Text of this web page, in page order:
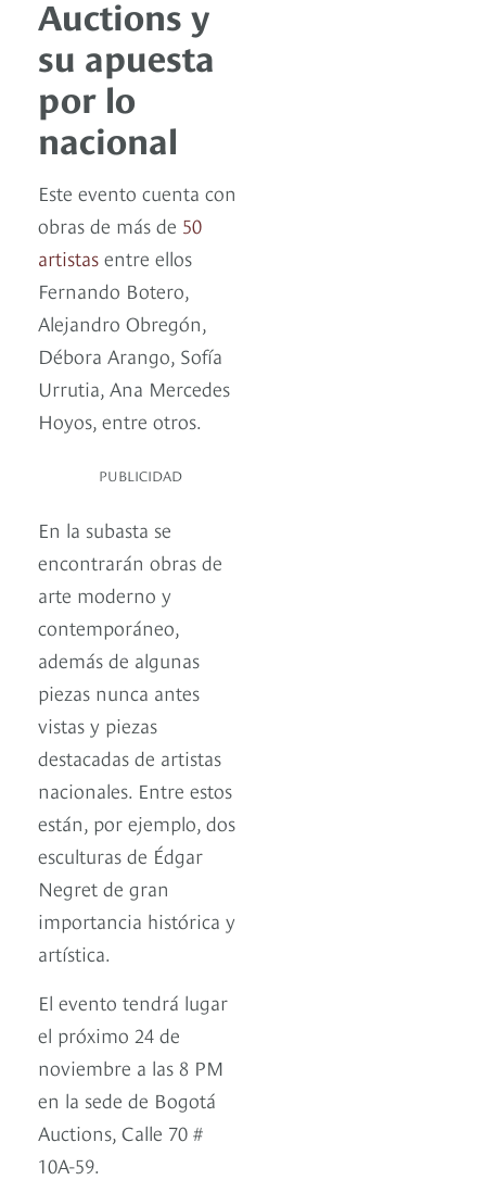
Auctions y
su apuesta
por lo
nacional
Este evento cuenta con
obras de más de 50
artistas entre ellos
Fernando Botero,
Alejandro Obregón,
Débora Arango, Sofía
Urrutia, Ana Mercedes
Hoyos, entre otros.
PUBLICIDAD
En la subasta se
encontrarán obras de
arte moderno y
contemporáneo,
además de algunas
piezas nunca antes
vistas y piezas
destacadas de artistas
nacionales. Entre estos
están, por ejemplo, dos
esculturas de Édgar
Negret de gran
importancia histórica y
artística.
El evento tendrá lugar
el próximo 24 de
noviembre a las 8 PM
en la sede de Bogotá
Auctions, Calle 70 #
10A-59.